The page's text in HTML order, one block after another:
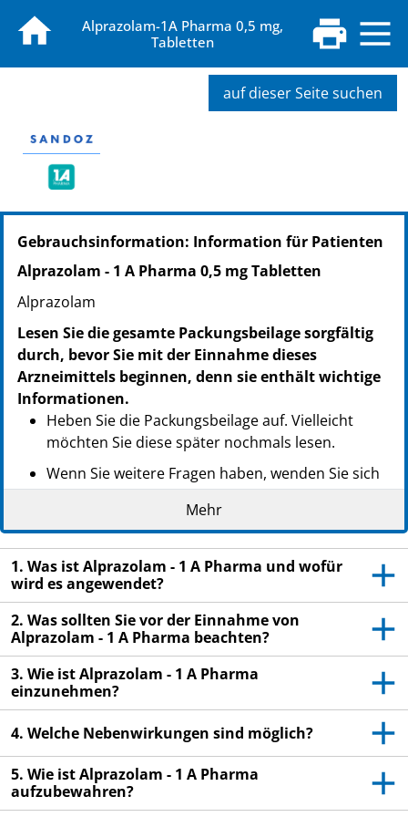
Alprazolam-1A Pharma 0,5 mg,
Tabletten
auf dieser Seite suchen
PZN: 00672662
PPN: 110067266264
NTIN: 04150006726629
PPN: 110067911558
NTIN: 04150006791153
PZN: 02100125
PPN: 110210012524
NTIN: 04150021001251
Gebrauchsinformation: Information für Patienten
Alprazolam - 1 A Pharma 0,5 mg Tabletten
Alprazolam
Lesen Sie die gesamte Packungsbeilage sorgfältig
durch, bevor Sie mit der Einnahme dieses
Arzneimittels beginnen, denn sie enthält wichtige
Informationen.
Heben Sie die Packungsbeilage auf. Vielleicht
möchten Sie diese später nochmals lesen.
Wenn Sie weitere Fragen haben, wenden Sie sich
an Ihren Arzt oder Apotheker.
Dieses Arzneimittel wurde Ihnen persönlich
verschrieben. Geben Sie es nicht an Dritte weiter.
Es kann anderen Menschen schaden, auch wenn
diese die gleichen Beschwerden haben wie Sie.
Wenn Sie Nebenwirkungen bemerken, wenden Sie
sich an Ihren Arzt oder Apotheker. Dies gilt auch
für Nebenwirkungen, die nicht in dieser
Packungsbeilage angegeben sind. Siehe Abschnitt
4.
Mehr
1. Was ist Alprazolam - 1 A Pharma und wofür
wird es angewendet?
2. Was sollten Sie vor der Einnahme von
Alprazolam - 1 A Pharma beachten?
3. Wie ist Alprazolam - 1 A Pharma
einzunehmen?
4. Welche Nebenwirkungen sind möglich?
5. Wie ist Alprazolam - 1 A Pharma
aufzubewahren?